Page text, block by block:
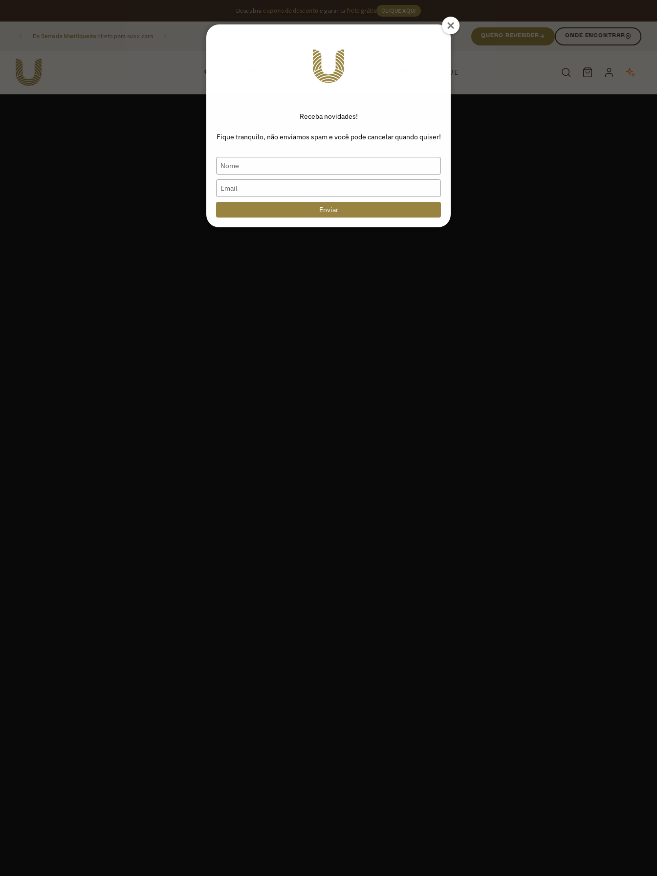
Descubra cupons de desconto e garanta frete grátis CLIQUE AQUI
Da Serra da Mantiqueira direto para sua xícara QUERO REVENDER ONDE ENCONTRAR
CAFÉS PRODUTOS UNIQUE
Receba novidades!
Fique tranquilo, não enviamos spam e você pode cancelar quando quiser!
your
your
email
Enviar